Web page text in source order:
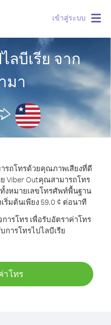
เข้าสู่ระบบ
ลบีเรีย จาก
มา
ถโทรด้วยคุณภาพเสียงที่ดี
Viber Outคุณสามารถโทร
งหมายเลขโทรศัพท์พื้นฐาน
มต้นเพียง 59.0 ¢ ต่อนาที
ารโทร เพื่อรับอัตราค่าโทร
ารโทรไปไลบีเรีย
าโทร